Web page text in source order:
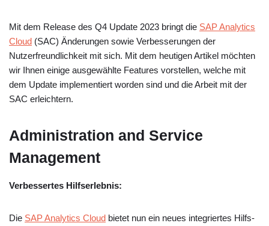
Mit dem Release des Q4 Update 2023 bringt die SAP Analytics
Cloud (SAC) Änderungen sowie Verbesserungen der
Nutzerfreundlichkeit mit sich. Mit dem heutigen Artikel möchten
wir Ihnen einige ausgewählte Features vorstellen, welche mit
dem Update implementiert worden sind und die Arbeit mit der
SAC erleichtern.
Administration and Service
Management
Verbessertes Hilfserlebnis:
Die SAP Analytics Cloud bietet nun ein neues integriertes Hilfs-